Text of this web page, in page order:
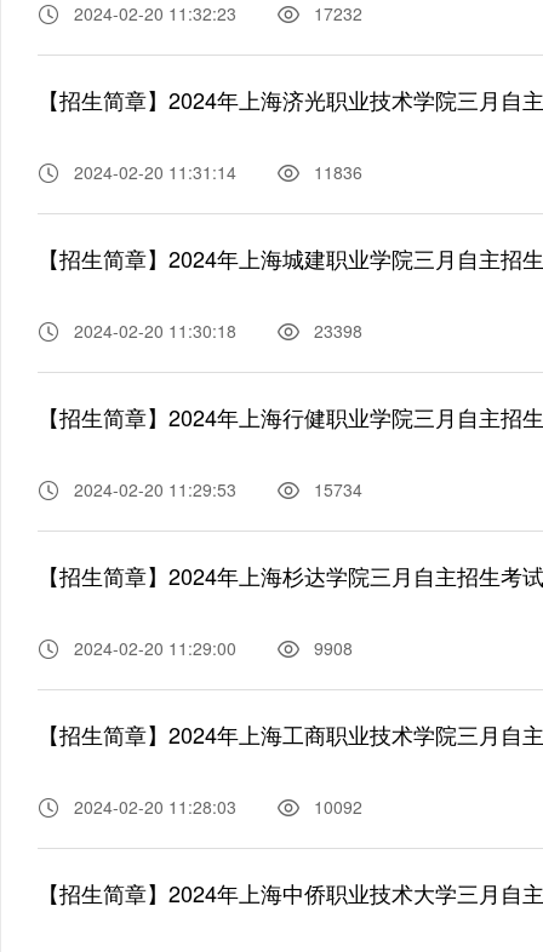
2024-02-20 11:32:23 17232
【招生简章】2024年上海济光职业技术学院三月自
2024-02-20 11:31:14 11836
【招生简章】2024年上海城建职业学院三月自主招
2024-02-20 11:30:18 23398
【招生简章】2024年上海行健职业学院三月自主招
2024-02-20 11:29:53 15734
【招生简章】2024年上海杉达学院三月自主招生考试
2024-02-20 11:29:00 9908
【招生简章】2024年上海工商职业技术学院三月自
2024-02-20 11:28:03 10092
【招生简章】2024年上海中侨职业技术大学三月自